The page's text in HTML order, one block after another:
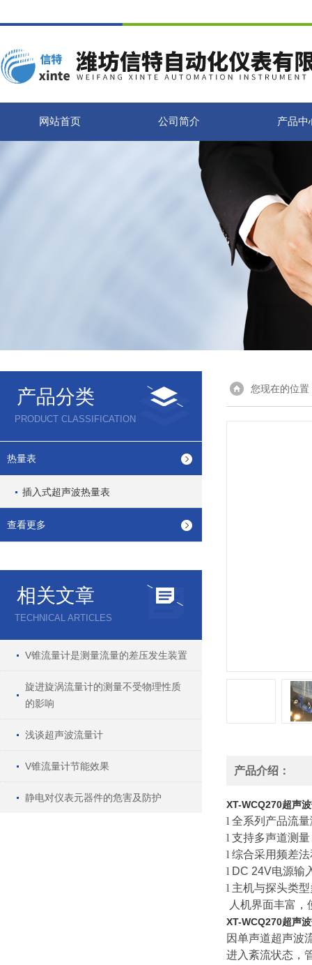
网站首页 公司简介 产品中
产品分类
PRODUCT CLASSIFICATION
热量表
插入式超声波热量表
查看更多
相关文章
TECHNICAL ARTICLES
V锥流量计是测量流量的差压发生装置
旋进旋涡流量计的测量不受物理性质
的影响
浅谈超声波流量计
V锥流量计节能效果
静电对仪表元器件的危害及防护
您现在的位置
产品介绍：
XT-WCQ270超声
l 全系列产品流
l 支持多声道测
l 综合采用频差
l DC 24V电源输
l 主机与探头类
人机界面丰富
XT-WCQ270超声
因单声道超声波
进入紊流状态，